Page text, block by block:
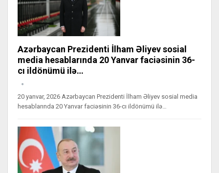
Azərbaycan Prezidenti İlham Əliyev sosial
media hesablarında 20 Yanvar faciəsinin 36-
cı ildönümü ilə…
20 yanvar, 2026 Azərbaycan Prezidenti İlham Əliyev sosial media
hesablarında 20 Yanvar faciəsinin 36-cı ildönümü ilə…